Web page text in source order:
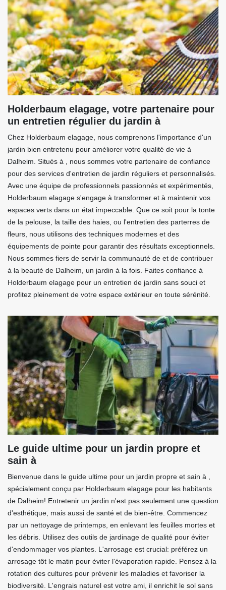
Holderbaum elagage, votre partenaire pour
un entretien régulier du jardin à
Chez Holderbaum elagage, nous comprenons l'importance d'un
jardin bien entretenu pour améliorer votre qualité de vie à
Dalheim. Situés à , nous sommes votre partenaire de confiance
pour des services d'entretien de jardin réguliers et personnalisés.
Avec une équipe de professionnels passionnés et expérimentés,
Holderbaum elagage s'engage à transformer et à maintenir vos
espaces verts dans un état impeccable. Que ce soit pour la tonte
de la pelouse, la taille des haies, ou l'entretien des parterres de
fleurs, nous utilisons des techniques modernes et des
équipements de pointe pour garantir des résultats exceptionnels.
Nous sommes fiers de servir la communauté de et de contribuer
à la beauté de Dalheim, un jardin à la fois. Faites confiance à
Holderbaum elagage pour un entretien de jardin sans souci et
profitez pleinement de votre espace extérieur en toute sérénité.
Le guide ultime pour un jardin propre et
sain à
Bienvenue dans le guide ultime pour un jardin propre et sain à ,
spécialement conçu par Holderbaum elagage pour les habitants
de Dalheim! Entretenir un jardin n'est pas seulement une question
d'esthétique, mais aussi de santé et de bien-être. Commencez
par un nettoyage de printemps, en enlevant les feuilles mortes et
les débris. Utilisez des outils de jardinage de qualité pour éviter
d'endommager vos plantes. L'arrosage est crucial: préférez un
arrosage tôt le matin pour éviter l'évaporation rapide. Pensez à la
rotation des cultures pour prévenir les maladies et favoriser la
biodiversité. L'engrais naturel est votre ami, il enrichit le sol sans